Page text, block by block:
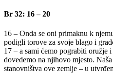
Br 32: 16 – 20
16 – Onda se oni primaknu k
podigli torove za svoje blago i
17 – a sami ćemo pograbiti oružje
dovedemo na njihovo mjesto.
stanovništva ove zemlje – u